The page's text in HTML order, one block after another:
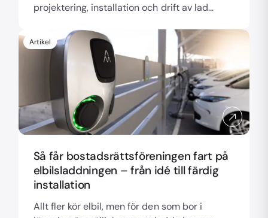
projektering, installation och drift av lad...
Artikel
Så får bostadsrättsföreningen fart på
elbilsladdningen – från idé till färdig
installation
Allt fler kör elbil, men för den som bor i